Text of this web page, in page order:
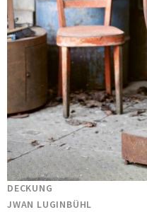
DECKUNG
JWAN LUGINBÜHL